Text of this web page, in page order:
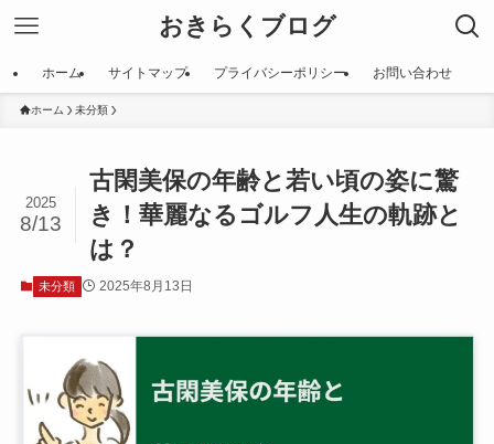
おきらくブログ
ホーム サイトマップ プライバシーポリシー お問い合わせ
ホーム 未分類
古閑美保の年齢と若い頃の姿に驚
き！華麗なるゴルフ人生の軌跡と
は？
2025
8/13
未分類 2025年8月13日